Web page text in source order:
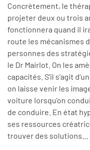
Concrètement, le
projeter deux ou trois
fonctionnera quand il
route les mécanismes
personnes des
le Dr Mairlot. On les
capacités. S’il s’agit
on laisse venir les
voiture lorsqu’on
de conduire. En état
ses ressources
trouver des solutions…